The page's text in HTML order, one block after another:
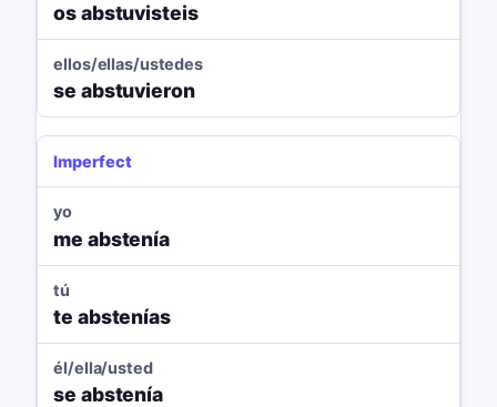
os abstuvisteis
ellos/ellas/ustedes
se abstuvieron
Imperfect
yo
me abstenía
tú
te abstenías
él/ella/usted
se abstenía